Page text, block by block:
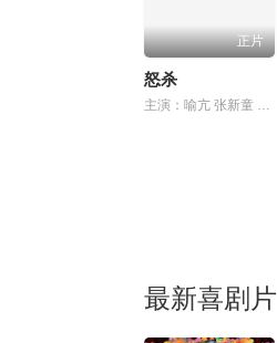
正片
怒杀
主演：喻亢 张新童 董洋 刘珂君
最新喜剧片